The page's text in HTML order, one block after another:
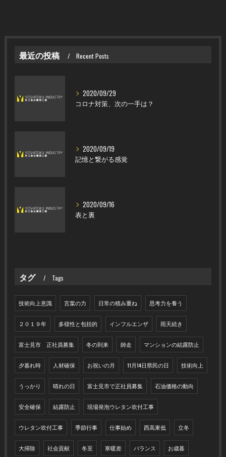
最近の投稿 Recent Posts
2020/09/29
コロナ対策、次の一手は？
2020/09/19
記憶と繋がる感覚
2020/09/16
表と裏
タグ Tags
技術向上意識 言葉の力 日常の積み重ね 思考力を養う
２０１９年 多様性と包括的 インフルエンザ 雨天続き
富士見市 正社員募集 冬の到来 師走 マンションの結露防止
夕暮れ時 人材確保 お祝いの月 11月14日県民の日 技術向上
うっかり 晴れの日 富士見市で正社員募集 石油価格の動向
安全確保 結露防止 現場発泡ウレタン吹付工事
ウレタン吹付工事 季節行事 仕事始め 西高東低 立冬
大掃除 社会貢献 冬至 寒暖差 バランス お歳暮